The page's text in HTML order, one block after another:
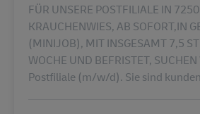
FÜR UNSERE POSTFILIALE IN
KRAUCHENWIES, AB SOFORT,IN
(MINIJOB), MIT INSGESAMT 7,5
WOCHE UND BEFRISTET,
Postfiliale (m/w/d). Sie sind